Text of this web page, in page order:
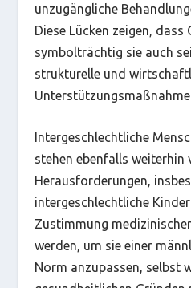
unzugängliche
Diese Lücken zeigen, dass
symbolträchtig sie auch
strukturelle und
Intergeschlechtliche
stehen ebenfalls weiterhin
Herausforderungen,
intergeschlechtliche
Zustimmung
werden, um sie einer
Norm anzupassen, selbst